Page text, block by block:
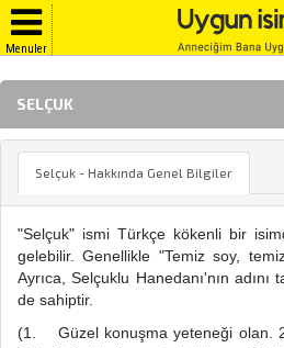
Menuler
SELÇUK
Selçuk - Hakkında Genel Bilgiler
"Selçuk" ismi Türkçe kökenli bir
gelebilir. Genellikle "Temiz soy,
Ayrıca, Selçuklu Hanedanı'nın adını
de sahiptir.
(1. Güzel konuşma yeteneği olan.